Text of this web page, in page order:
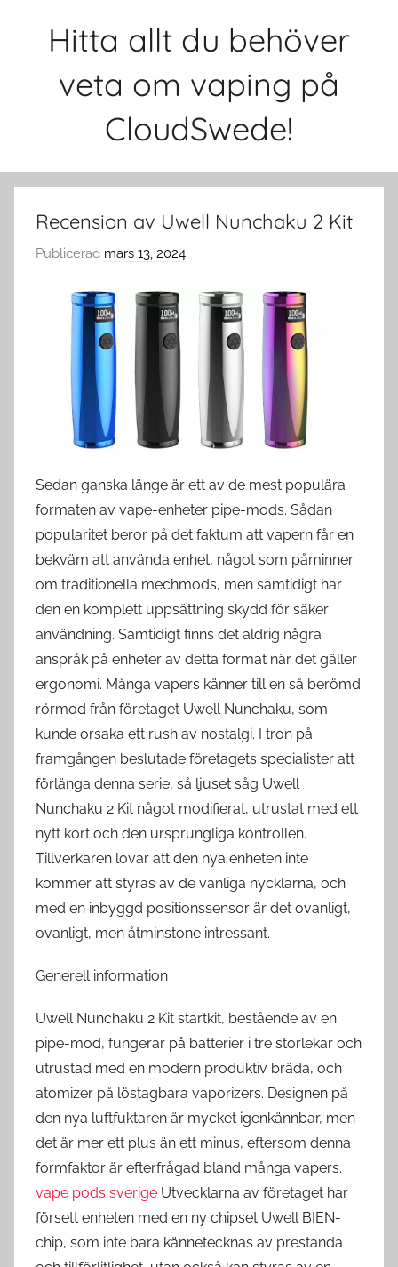
Hitta allt du behöver
veta om vaping på
CloudSwede!
Recension av Uwell Nunchaku 2 Kit
Publicerad mars 13, 2024
d
e
Sedan ganska länge är ett av de mest populära
formaten av vape-enheter pipe-mods. Sådan
popularitet beror på det faktum att vapern får en
bekväm att använda enhet, något som påminner
om traditionella mechmods, men samtidigt har
den en komplett uppsättning skydd för säker
användning. Samtidigt finns det aldrig några
anspråk på enheter av detta format när det gäller
ergonomi. Många vapers känner till en så berömd
rörmod från företaget Uwell Nunchaku, som
kunde orsaka ett rush av nostalgi. I tron på
framgången beslutade företagets specialister att
förlänga denna serie, så ljuset såg Uwell
Nunchaku 2 Kit något modifierat, utrustat med ett
nytt kort och den ursprungliga kontrollen.
Tillverkaren lovar att den nya enheten inte
kommer att styras av de vanliga nycklarna, och
med en inbyggd positionssensor är det ovanligt,
ovanligt, men åtminstone intressant.
Generell information
Uwell Nunchaku 2 Kit startkit, bestående av en
pipe-mod, fungerar på batterier i tre storlekar och
utrustad med en modern produktiv bräda, och
atomizer på löstagbara vaporizers. Designen på
den nya luftfuktaren är mycket igenkännbar, men
det är mer ett plus än ett minus, eftersom denna
formfaktor är efterfrågad bland många vapers.
vape pods sverige Utvecklarna av företaget har
försett enheten med en ny chipset Uwell BIEN-
chip, som inte bara kännetecknas av prestanda